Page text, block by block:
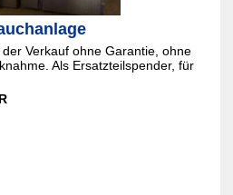
Verkauf ohne Garantie, ohne
Als Ersatzteilspender, für